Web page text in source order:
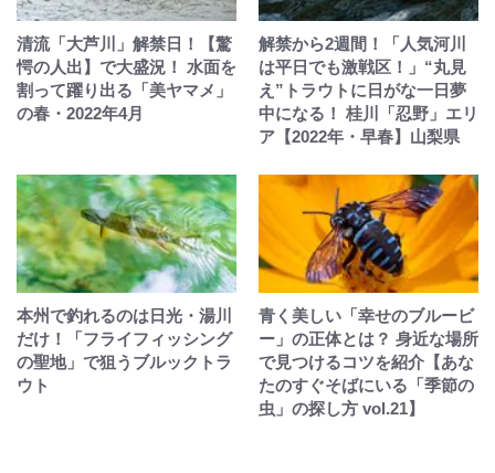
清流「大芦川」解禁日！【驚
愕の人出】で大盛況！ 水面を
割って躍り出る「美ヤマメ」
の春・2022年4月
解禁から2週間！「人気河川
は平日でも激戦区！」“丸見
え”トラウトに日がな一日夢
中になる！ 桂川「忍野」エリ
ア【2022年・早春】山梨県
本州で釣れるのは日光・湯川
だけ！「フライフィッシング
の聖地」で狙うブルックトラ
ウト
青く美しい「幸せのブルービ
ー」の正体とは？ 身近な場所
で見つけるコツを紹介【あな
たのすぐそばにいる「季節の
虫」の探し方 vol.21】